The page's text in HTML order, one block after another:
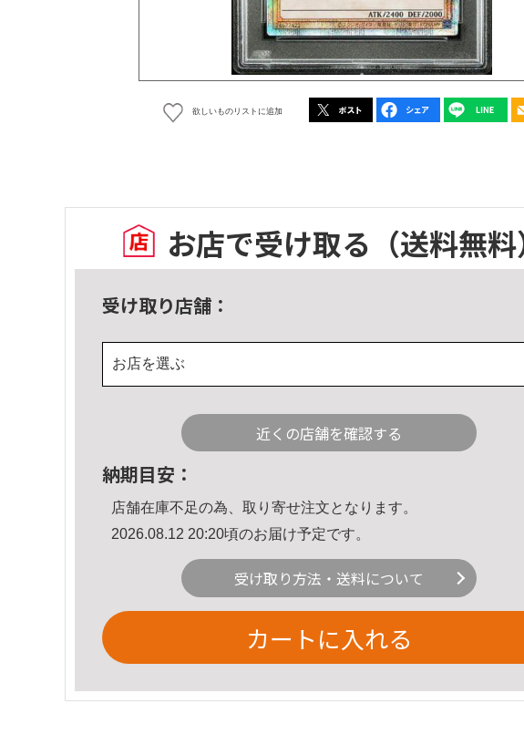
欲しいものリストに追加
お店で受け取る （送料無料
受け取り店舗：
お店を選ぶ
近くの店舗を確認する
納期目安：
店舗在庫不足の為、取り寄せ注文となります。
2026.08.12 20:20頃のお届け予定です。
受け取り方法・送料について
カートに入れる